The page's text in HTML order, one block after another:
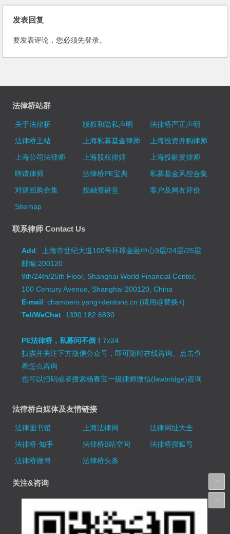
发表回复
要发表评论，您必须先登录。
法律桥站群
关于法律桥 版权和隐私声明
法律桥严正声明
法律桥主站
上海私募基金律师
上海投资并购律师
上海公司法律师
上海股权律师
上海投融资律师
聘请律师
法律桥PE宝典
私募基金风控合集
对赌回购合集
投融资讲堂
客户及网友评价
Sitemap
联系律师 Contact Us
Add: 上海市世纪大道100号环球金融中心9层/24层/25层
邮编:200120
9th/24th/25th Floor, Shanghai World Financial Center,
100 Century Avenue, Shanghai 200120, China
E-mail: chambers.yang+dentons.cn (请用@替换+)
Tel/WeChat: 1390 182 6830
PE法律桥，私募问不倒！7x24
扫描并关注下方微信公众号，即可随时在线咨询。 点击查
看怎么咨询
也可以扫码或者搜索杨春宝一级律师微信(lawbridge)咨询
法律桥自媒体及友情链接
法律图书馆 上海法律网
法律网址大全
法律桥-知乎
法律桥B站空间
法律桥搜狐号
法律桥微博
法律桥头条
关注&咨询